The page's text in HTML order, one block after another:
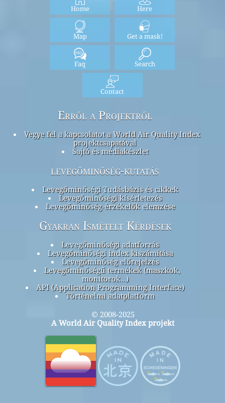
Home Here
Map Get a mask!
Faq Search
Contact
Erről a Projektről
Vegye fel a kapcsolatot a World Air Quality Index
projektcsapatával
Sajtó és médiakészlet
levegőminőség-kutatás
Levegőminőségi Tudásbázis és cikkek
Levegőminőségi kísérletezés
Levegőminőség-érzékelők elemzése
Gyakran Ismételt Kérdések
Levegőminőségi adatforrás
Levegőminőségi index kiszámítása
Levegőminőség előrejelzés
Levegőminőségű termékek (maszkok,
monitorok…)
API (Application Programming Interface)
Történelmi adatplatform
© 2008-2025
A World Air Quality Index projekt